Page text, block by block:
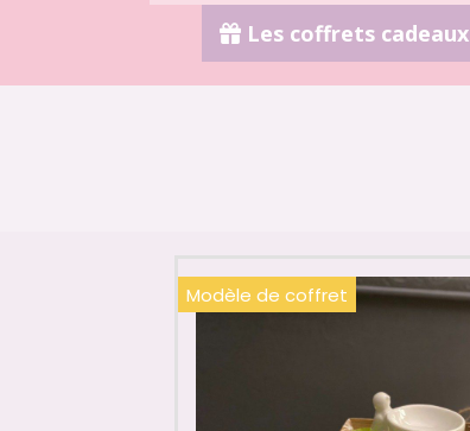
Les coffrets cadeaux
Modèle de coffret